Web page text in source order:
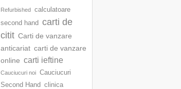
Refurbished calculatoare
second hand carti de
citit Carti de vanzare
anticariat carti de vanzare
online carti ieftine
Cauciucuri noi Cauciucuri
Second Hand clinica